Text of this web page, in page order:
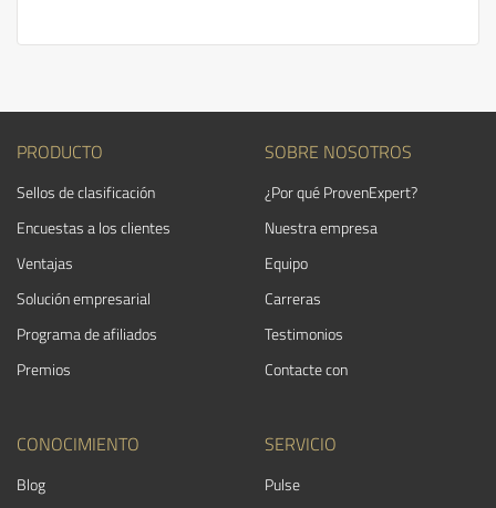
PRODUCTO
Sellos de clasificación
Encuestas a los clientes
Ventajas
Solución empresarial
Programa de afiliados
Premios
SOBRE NOSOTROS
¿Por qué ProvenExpert?
Nuestra empresa
Equipo
Carreras
Testimonios
Contacte con
CONOCIMIENTO
Blog
SERVICIO
Pulse